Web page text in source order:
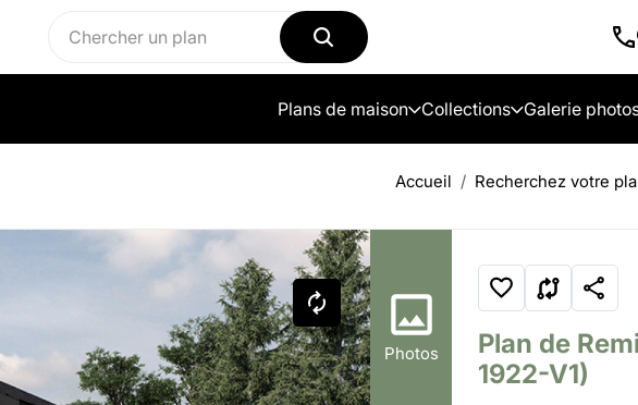
Plans de maison Collections Galerie
Accueil Recherchez votre
Photos Plan de
1922-V1)